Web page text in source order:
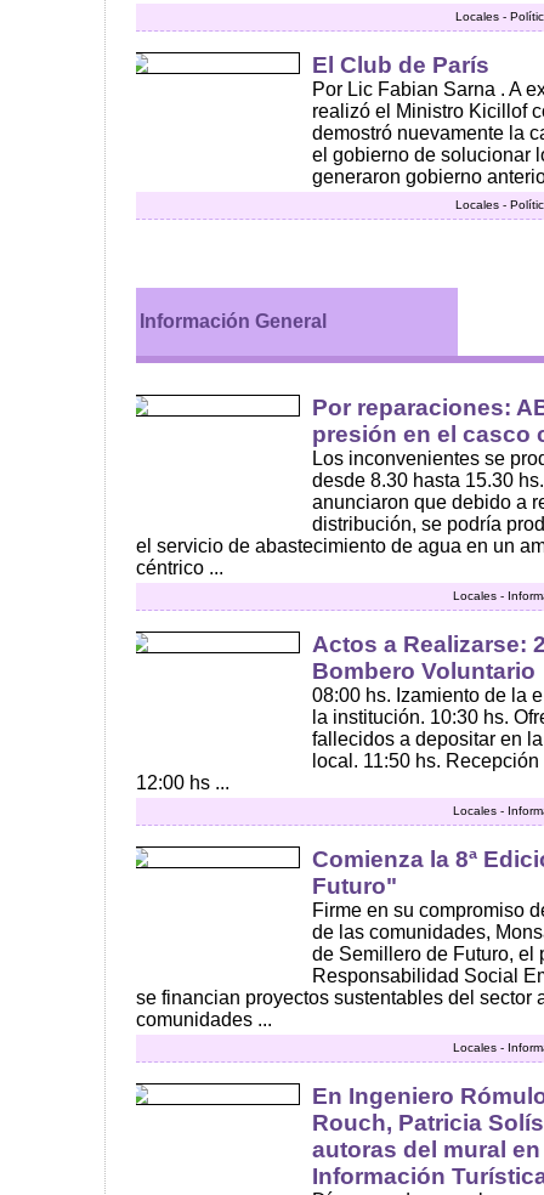
Locales -
El Club de París
Por Lic Fabian Sarna . A
realizó el Ministro Kicillof
demostró nuevamente la
el gobierno de solucionar
generaron gobierno
Locales -
Información General
Por reparaciones:
presión en el casco
Los inconvenientes se
desde 8.30 hasta 15.30
anunciaron que debido a
distribución, se podría
el servicio de abastecimiento de agua en un
céntrico ...
Locales -
Actos a Realizarse:
Bombero Voluntario
08:00 hs. Izamiento de la
la institución. 10:30 hs.
fallecidos a depositar en
local. 11:50 hs.
12:00 hs ...
Locales -
Comienza la 8ª
Futuro"
Firme en su compromiso
de las comunidades,
de Semillero de Futuro, el
Responsabilidad Social
se financian proyectos sustentables del sector
comunidades ...
Locales -
En Ingeniero
Rouch, Patricia
autoras del mural
Información